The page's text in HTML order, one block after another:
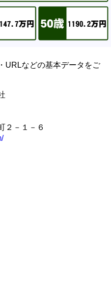
URLなどの基本データをご
２－１－６